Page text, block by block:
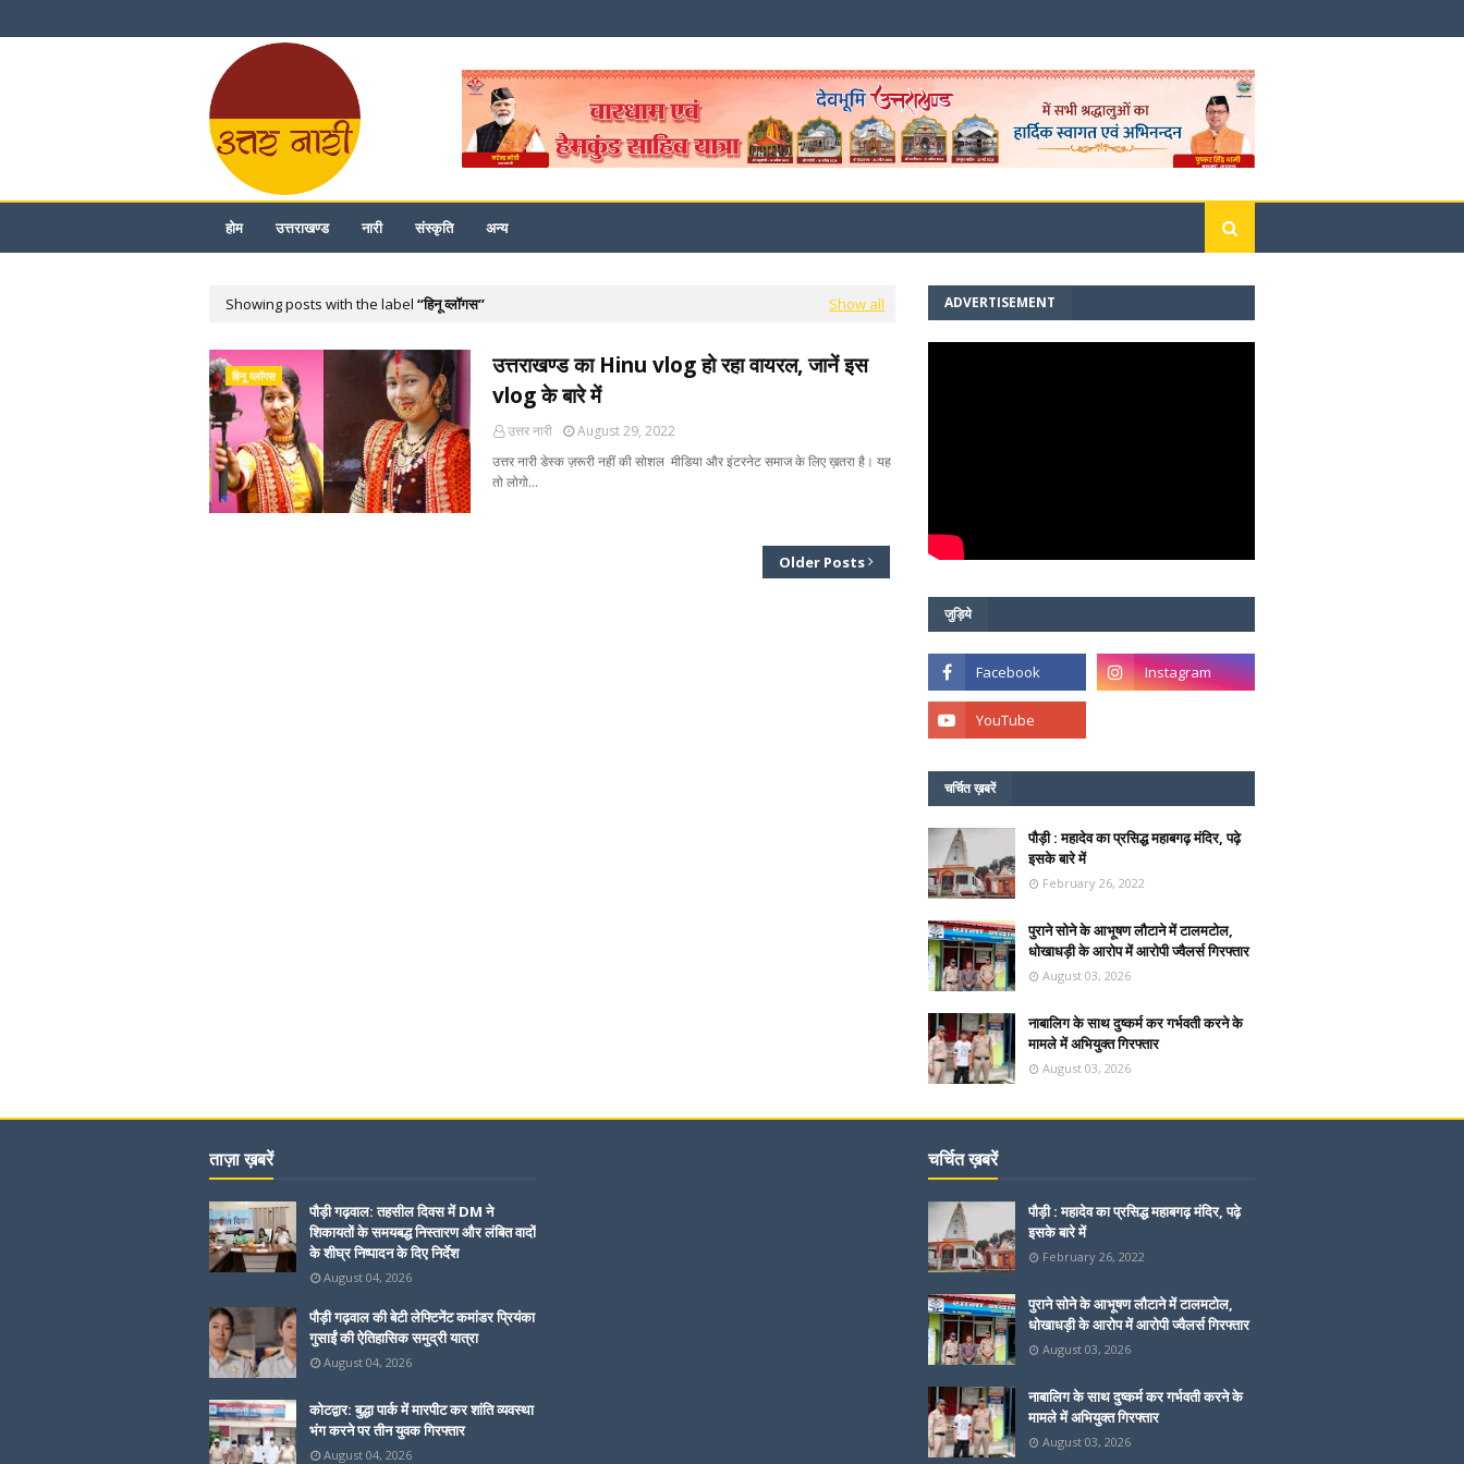
होम उत्तराखण्ड नारी संस्कृति अन्य
Showing posts with the label हिनू व्लॉगस Show all
हिनू व्लॉगस
उत्तराखण्ड का Hinu vlog हो रहा वायरल, जानें इस
vlog के बारे में
उत्तर नारी
August 29, 2022
उत्तर नारी डेस्क ज़रूरी नहीं की सोशल मीडिया और इंटरनेट समाज के लिए ख़तरा है। यह
तो लोगो…
Older Posts
ADVERTISEMENT
जुड़िये
चर्चित ख़बरें
पौड़ी : महादेव का प्रसिद्ध महाबगढ़ मंदिर, पढ़े
इसके बारे में
February 26, 2022
पुराने सोने के आभूषण लौटाने में टालमटोल,
धोखाधड़ी के आरोप में आरोपी ज्वैलर्स गिरफ्तार
August 03, 2026
नाबालिग के साथ दुष्कर्म कर गर्भवती करने के
मामले में अभियुक्त गिरफ्तार
August 03, 2026
ताज़ा ख़बरें
पौड़ी गढ़वाल: तहसील दिवस में DM ने
शिकायतों के समयबद्ध निस्तारण और लंबित वादों
के शीघ्र निष्पादन के दिए निर्देश
August 04, 2026
पौड़ी गढ़वाल की बेटी लेफ्टिनेंट कमांडर प्रियंका
गुसाईं की ऐतिहासिक समुद्री यात्रा
August 04, 2026
कोटद्वार: बुद्धा पार्क में मारपीट कर शांति व्यवस्था
भंग करने पर तीन युवक गिरफ्तार
August 04, 2026
चर्चित ख़बरें
पौड़ी : महादेव का प्रसिद्ध महाबगढ़ मंदिर, पढ़े
इसके बारे में
February 26, 2022
पुराने सोने के आभूषण लौटाने में टालमटोल,
धोखाधड़ी के आरोप में आरोपी ज्वैलर्स गिरफ्तार
August 03, 2026
नाबालिग के साथ दुष्कर्म कर गर्भवती करने के
मामले में अभियुक्त गिरफ्तार
August 03, 2026